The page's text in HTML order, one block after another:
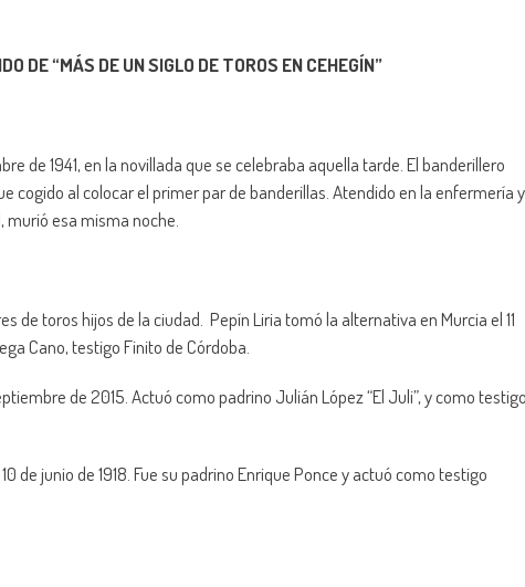
DE “MÁS DE UN SIGLO DE TOROS EN CEHEGÍN”
de 1941, en la novillada que se celebraba aquella tarde. El banderillero
cogido al colocar el primer par de banderillas. Atendido en la enfermería y
esa misma noche.
de toros hijos de la ciudad. Pepín Liria tomó la alternativa en Murcia el 11
Cano, testigo Finito de Córdoba.
de 2015. Actuó como padrino Julián López “El Juli”, y como
de junio de 1918. Fue su padrino Enrique Ponce y actuó como testigo